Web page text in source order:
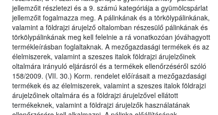
jellemzőit részletezi és a 9. számú kategóriája a gyümölcspárlat
jellemzőit fogalmazza meg. A pálinkának és a törkölypálinkának,
valamint a földrajzi árujelző oltalomban részesülő pálinkának és
törkölypálinkának meg kell felelnie a rá vonatkozóan jóváhagyott
termékleírásban foglaltaknak. A mezőgazdasági termékek és az
élelmiszerek, valamint a szeszes italok földrajzi árujelzőinek
oltalmára irányuló eljárásról és a termékek ellenőrzéséről szóló
158/2009. (VII. 30.) Korm. rendelet előírásait a mezőgazdasági
termékek és az élelmiszerek, valamint a szeszes italok földrajzi
árujelzőinek oltalmára és a földrajzi árujelzővel ellátott
termékeknek, valamint a földrajzi árujelzők használatának